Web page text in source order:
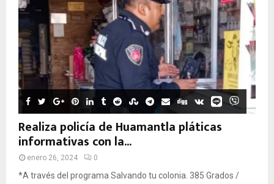
Realiza policía de Huamantla pláticas
informativas con la...
enero 26, 2024 0
*A través del programa Salvando tu colonia. 385 Grados /